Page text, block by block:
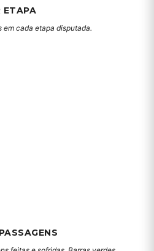
ETAPA
em cada etapa disputada.